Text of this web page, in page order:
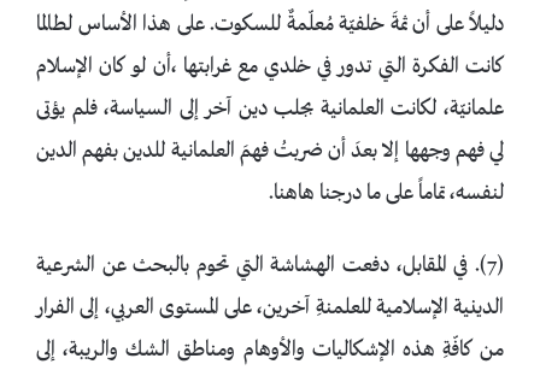
دليلاً على أن ثمةَ خلفيّة مُعلّمةٌ للسكوت. على هذا الأساس لطالما
كانت الفكرة التي تدور في خلدي مع غرابتها ،أن لو كان الإسلام
علمانيّة، لكانت العلمانية بجلب دين آخر إلى السياسة، فلم يؤتى
لي فهم وجهها إلا بعدَ أن ضربتُ فهمَ العلمانية للدين بفهم الدين
لنفسه، تماماً على ما درجنا هاهنا.
(7). في المقابل، دفعت الهشاشة التي تحوم بالبحث عن الشرعية
الدينية الإسلامية للعلمنةِ آخرين، على المستوى العربي، إلى الفرار
من كافّةِ هذه الإشكاليات والأوهام ومناطق الشك والريبة، إلى